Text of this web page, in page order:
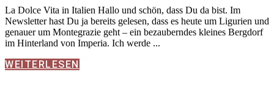
La Dolce Vita in Italien Hallo und schön, dass Du da bist. Im
Newsletter hast Du ja bereits gelesen, dass es heute um Ligurien und
genauer um Montegrazie geht – ein bezauberndes kleines Bergdorf
im Hinterland von Imperia. Ich werde
WEITERLESEN